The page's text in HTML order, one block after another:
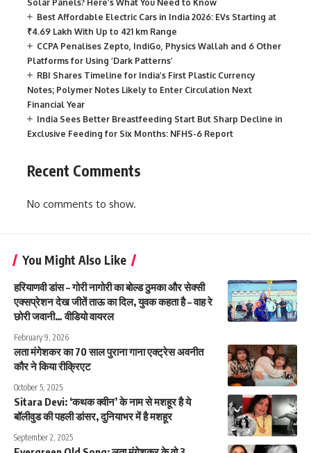
Solar Panels? Here’s What You Need to Know
Best Affordable Electric Cars in India 2026: EVs Starting at
₹4.69 Lakh With Up to 421 km Range
CCPA Penalises Zepto, IndiGo, Physics Wallah and 6 Other
Platforms for Using ‘Dark Patterns’
RBI Shares Timeline for India’s First Plastic Currency
Notes; Polymer Notes Likely to Enter Circulation Next
Financial Year
India Sees Better Breastfeeding Start But Sharp Decline in
Exclusive Feeding for Six Months: NFHS-6 Report
Recent Comments
No comments to show.
You Might Also Like
हरियाणवी डांस – गोरी नागोरी का बोल्ड ठुमका और सेक्सी
एक्सप्रेशन देख जीतें ताऊ का दिल, युवक कहता है – वाह रे
छोरी जवानी… वीडियो वायरल
February 9, 2026
लता मंगेशकर का 70 साल पुराना गाना एक्ट्रेस अवनीत
कौर ने किया रीक्रिएट
October 5, 2025
Sitara Devi: ‘कथक क्वीन’ के नाम से मशहूर है ये
बॉलीवुड की पहली डांसर, दुनियाभर में है मशहूर
September 2, 2025